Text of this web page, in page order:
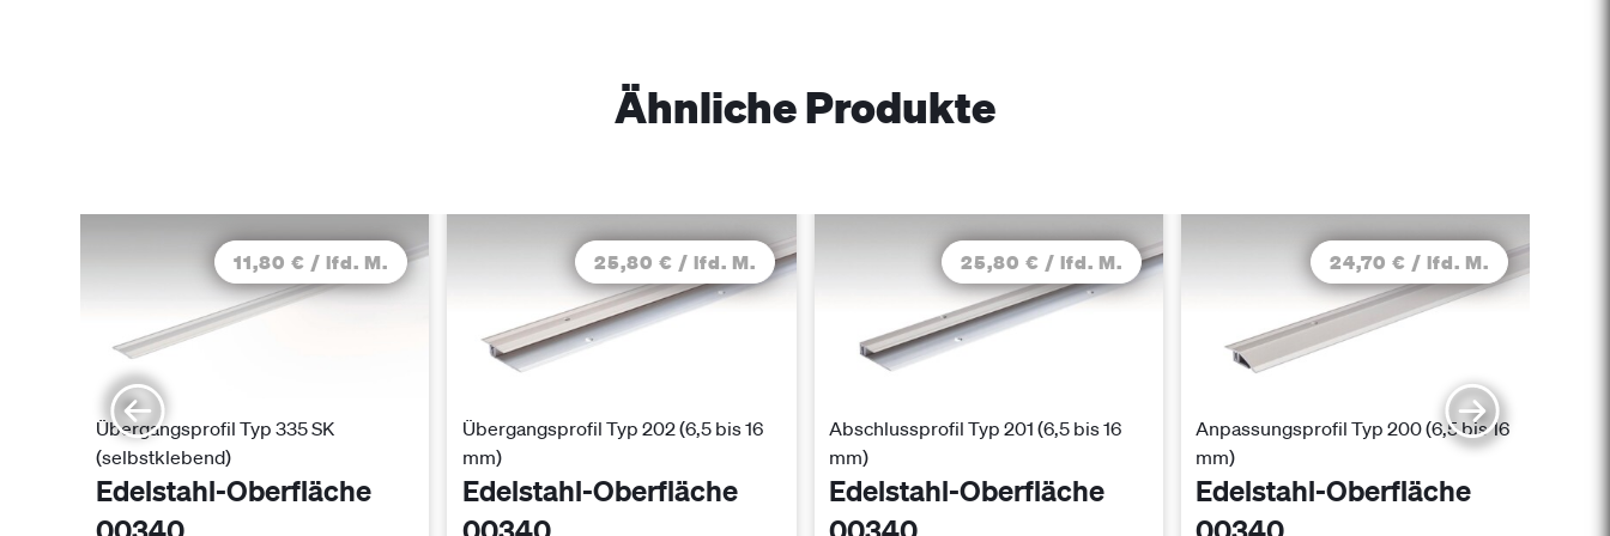
Ähnliche Produkte
11,80 € / lfd. M.
Übergangsprofil Typ 335 SK
(selbstklebend)
Edelstahl-Oberfläche
25,80 € / lfd. M.
Übergangsprofil Typ 202 (6,5 bis 16
mm)
Edelstahl-Oberfläche
25,80 € / lfd. M.
Abschlussprofil Typ 201 (6,5 bis 16
mm)
Edelstahl-Oberfläche
24,70 € / lfd. M.
Anpassungsprofil Typ 200 (6,5 bis 16
mm)
Edelstahl-Oberfläche